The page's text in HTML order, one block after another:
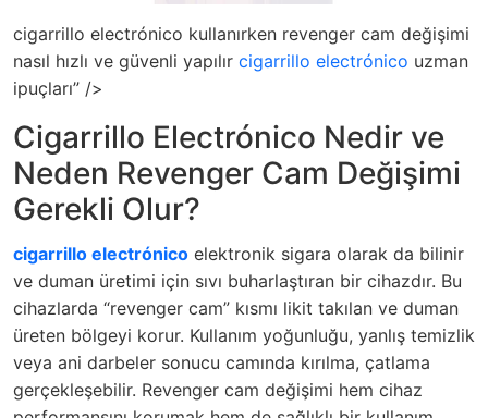
cigarrillo electrónico kullanırken revenger cam değişimi
nasıl hızlı ve güvenli yapılır cigarrillo electrónico uzman
ipuçları” />
Cigarrillo Electrónico Nedir ve
Neden Revenger Cam Değişimi
Gerekli Olur?
cigarrillo electrónico elektronik sigara olarak da bilinir
ve duman üretimi için sıvı buharlaştıran bir cihazdır. Bu
cihazlarda “revenger cam” kısmı likit takılan ve duman
üreten bölgeyi korur. Kullanım yoğunluğu, yanlış temizlik
veya ani darbeler sonucu camında kırılma, çatlama
gerçekleşebilir. Revenger cam değişimi hem cihaz